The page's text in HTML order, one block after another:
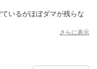
いるがほぼダマが残らな
らい美味しいチョコ味
さらに表示